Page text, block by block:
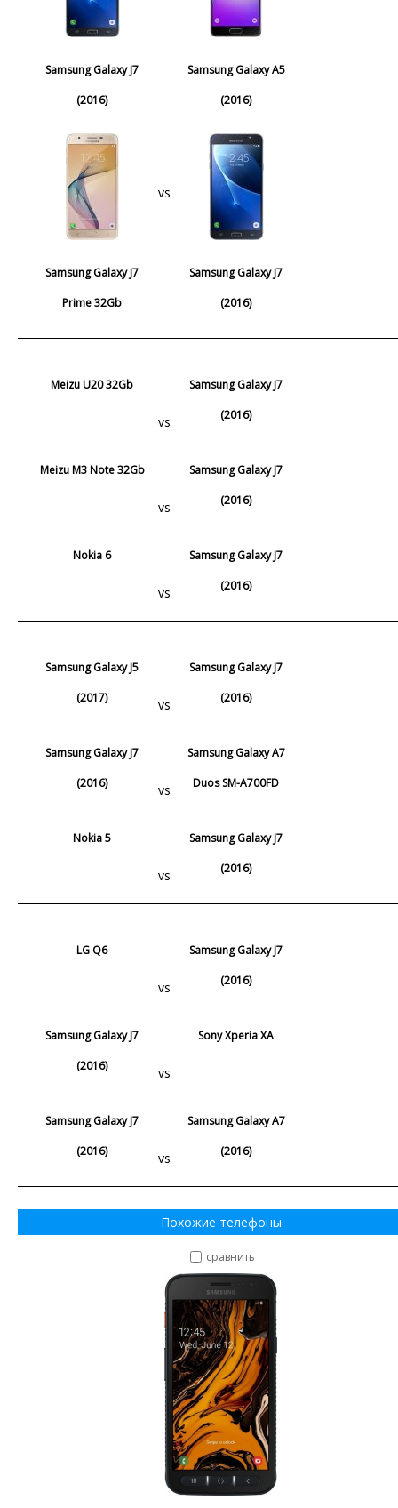
Samsung Galaxy J7
(2016)
Samsung Galaxy A5
(2016)
Samsung Galaxy J7
Prime 32Gb
vs
Samsung Galaxy J7
(2016)
Meizu U20 32Gb
vs
Samsung Galaxy J7
(2016)
Meizu M3 Note 32Gb
vs
Samsung Galaxy J7
(2016)
Nokia 6
vs
Samsung Galaxy J7
(2016)
Samsung Galaxy J5
(2017)
vs
Samsung Galaxy J7
(2016)
Samsung Galaxy J7
(2016)
vs
Samsung Galaxy A7
Duos SM-A700FD
Nokia 5
vs
Samsung Galaxy J7
(2016)
LG Q6
vs
Samsung Galaxy J7
(2016)
Samsung Galaxy J7
(2016)
vs
Sony Xperia XA
Samsung Galaxy J7
(2016)
vs
Samsung Galaxy A7
(2016)
Похожие телефоны
сравнить